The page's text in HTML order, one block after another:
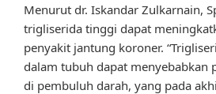
Menurut dr. Iskandar Zulkarnain,
trigliserida tinggi dapat
penyakit jantung koroner.
dalam tubuh dapat menyebabkan
di pembuluh darah, yang pada